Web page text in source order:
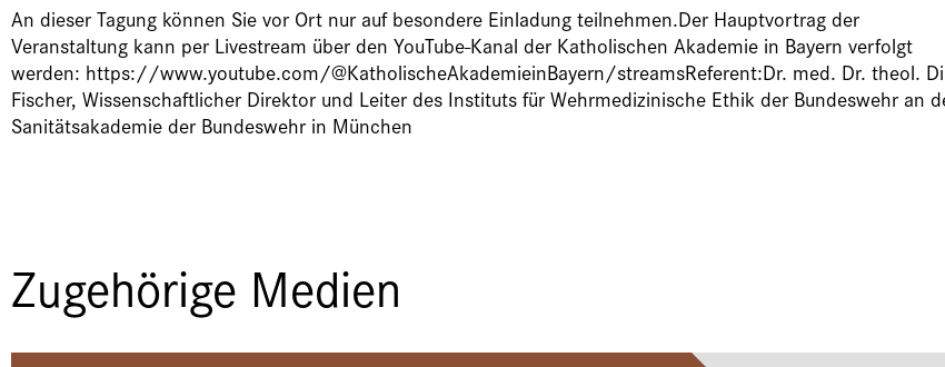
An dieser Tagung können Sie vor Ort nur auf besondere Einladung teilnehmen.Der Hauptvortrag der
Veranstaltung kann per Livestream über den YouTube-Kanal der Katholischen Akademie in Bayern verfolgt
werden: https://www.youtube.com/@KatholischeAkademieinBayern/streamsReferent:Dr. med. Dr. theol.
Fischer, Wissenschaftlicher Direktor und Leiter des Instituts für Wehrmedizinische Ethik der Bundeswehr an
Sanitätsakademie der Bundeswehr in München
Zugehörige Medien